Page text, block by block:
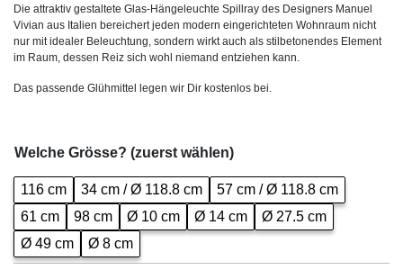
Die attraktiv gestaltete Glas-Hängeleuchte Spillray des Designers Manuel
Vivian aus Italien bereichert jeden modern eingerichteten Wohnraum nicht
nur mit idealer Beleuchtung, sondern wirkt auch als stilbetonendes Element
im Raum, dessen Reiz sich wohl niemand entziehen kann.
Das passende Glühmittel legen wir Dir kostenlos bei.
Welche Grösse? (zuerst wählen)
116 cm 34 cm / Ø 118.8 cm
57 cm / Ø 118.8 cm
61 cm
98 cm Ø 10 cm Ø 14 cm
Ø 27.5 cm
Ø 49 cm
Ø 8 cm